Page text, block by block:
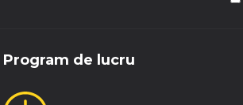
Program de lucru